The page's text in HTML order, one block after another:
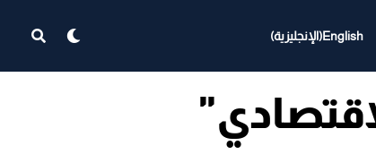
English
(الإنجليزية)